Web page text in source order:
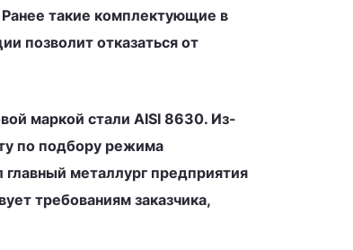
такие комплектующие в
позволит отказаться от
маркой стали AISI 8630. Из-
по подбору режима
металлург предприятия
требованиям заказчика,